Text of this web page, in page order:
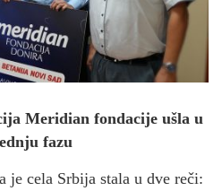
Meridian fondacije ušla u
fazu
je cela Srbija stala u dve reči: